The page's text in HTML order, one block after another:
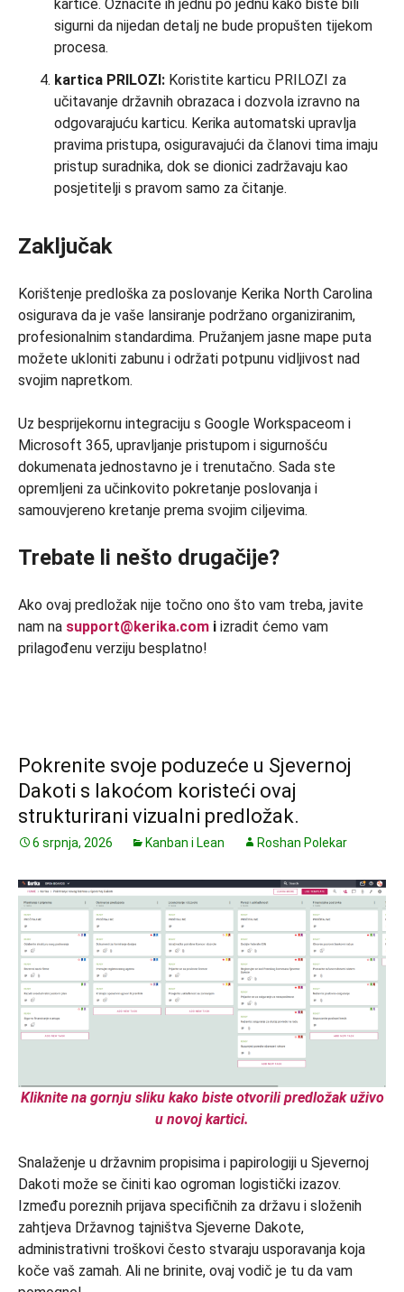
kartice. Označite ih jednu po jednu kako biste bili
sigurni da nijedan detalj ne bude propušten tijekom
procesa.
kartica PRILOZI: Koristite karticu PRILOZI za
učitavanje državnih obrazaca i dozvola izravno na
odgovarajuću karticu. Kerika automatski upravlja
pravima pristupa, osiguravajući da članovi tima imaju
pristup suradnika, dok se dionici zadržavaju kao
posjetitelji s pravom samo za čitanje.
Zaključak
Korištenje predloška za poslovanje Kerika North Carolina
osigurava da je vaše lansiranje podržano organiziranim,
profesionalnim standardima. Pružanjem jasne mape puta
možete ukloniti zabunu i održati potpunu vidljivost nad
svojim napretkom.
Uz besprijekornu integraciju s Google Workspaceom i
Microsoft 365, upravljanje pristupom i sigurnošću
dokumenata jednostavno je i trenutačno. Sada ste
opremljeni za učinkovito pokretanje poslovanja i
samouvjereno kretanje prema svojim ciljevima.
Trebate li nešto drugačije?
Ako ovaj predložak nije točno ono što vam treba, javite
nam na support@kerika.com i izradit ćemo vam
prilagođenu verziju besplatno!
Pokrenite svoje poduzeće u Sjevernoj
Dakoti s lakoćom koristeći ovaj
strukturirani vizualni predložak.
6 srpnja, 2026 Kanban i Lean Roshan Polekar
Kliknite na gornju sliku kako biste otvorili predložak uživo
u novoj kartici.
Snalaženje u državnim propisima i papirologiji u Sjevernoj
Dakoti može se činiti kao ogroman logistički izazov.
Između poreznih prijava specifičnih za državu i složenih
zahtjeva Državnog tajništva Sjeverne Dakote,
administrativni troškovi često stvaraju usporavanja koja
koče vaš zamah. Ali ne brinite, ovaj vodič je tu da vam